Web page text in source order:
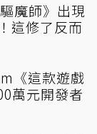
魔師》出現
這修了反而
《這款遊戲
萬元開發者